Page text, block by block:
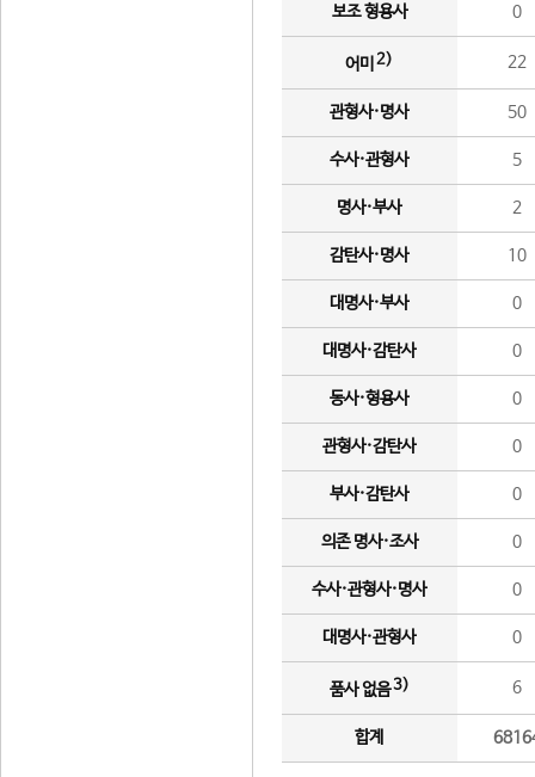
보조 형용사 0
어미 2) 22
관형사·명사 50
수사·관형사 5
명사·부사 2
감탄사·명사 10
대명사·부사 0
대명사·감탄사 0
동사·형용사 0
관형사·감탄사 0
부사·감탄사 0
의존 명사·조사 0
수사·관형사·명사 0
대명사·관형사 0
품사 없음3) 6
합계